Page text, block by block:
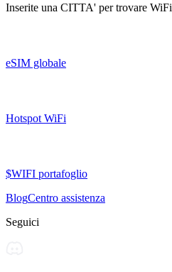
Inserite una CITTA' per trovare WiFi
eSIM globale
Hotspot WiFi
$WIFI portafoglio
BlogCentro assistenza
Seguici